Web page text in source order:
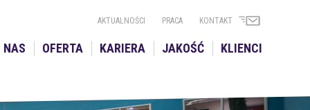
AKTUALNOŚCI PRACA KONTAKT
NAS OFERTA KARIERA JAKOŚĆ KLIENCI